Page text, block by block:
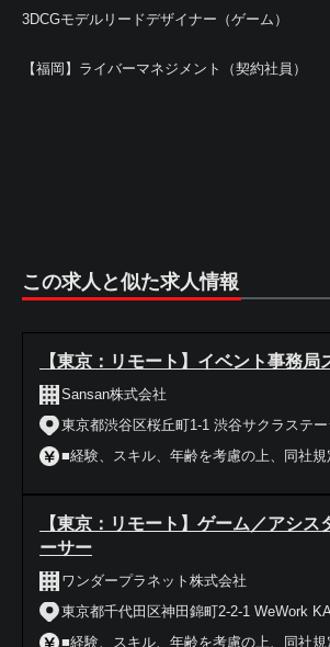
3DCGモデルリードデザイナー（ゲーム）
【福岡】ライバーマネジメント（契約社員）
この求人と似た求人情報
【東京：リモート】イベント事務局
Sansan株式会社
東京都渋谷区桜丘町1-1 渋谷サクラステ
■経験、スキル、年齢を考慮の上、同社
【東京：リモート】ゲーム／アシス
ーサー
ワンダープラネット株式会社
東京都千代田区神田錦町2-2-1 WeWork
■経験、スキル、年齢を考慮の上、同社